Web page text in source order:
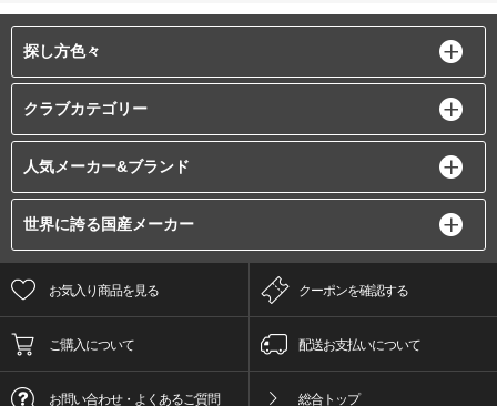
探し方色々
クラブカテゴリー
人気メーカー&ブランド
世界に誇る国産メーカー
お気入り商品を見る クーポンを確認する
ご購入について 配送お支払いについて
お問い合わせ・よくあるご質問 総合トップ